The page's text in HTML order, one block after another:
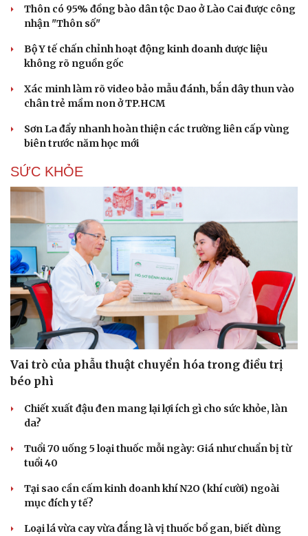
Thôn có 95% đồng bào dân tộc Dao ở Lào Cai được công
nhận "Thôn số"
Bộ Y tế chấn chỉnh hoạt động kinh doanh dược liệu
không rõ nguồn gốc
Xác minh làm rõ video bảo mẫu đánh, bắn dây thun vào
chân trẻ mầm non ở TP.HCM
Sơn La đẩy nhanh hoàn thiện các trường liên cấp vùng
biên trước năm học mới
SỨC KHỎE
Vai trò của phẫu thuật chuyển hóa trong điều trị
béo phì
Chiết xuất đậu đen mang lại lợi ích gì cho sức khỏe, làn
da?
Tuổi 70 uống 5 loại thuốc mỗi ngày: Giá như chuẩn bị từ
tuổi 40
Tại sao cần cấm kinh doanh khí N2O (khí cười) ngoài
mục đích y tế?
Loại lá vừa cay vừa đắng là vị thuốc bổ gan, biết dùng